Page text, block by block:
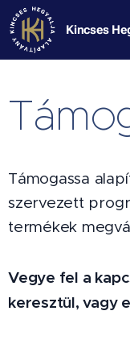
Kincses
Támogassa
szervezett
termékek
Vegye fel a
keresztül, vagy